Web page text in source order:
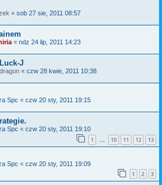
« sob 27 sie, 2011 08:57
« ndz 24 lip, 2011 14:23
J
« czw 28 kwie, 2011 10:38
Spc « czw 20 sty, 2011 19:15
Spc « czw 20 sty, 2011 19:10
1 … 10 11 12 13
Spc « czw 20 sty, 2011 19:09
1 2 3